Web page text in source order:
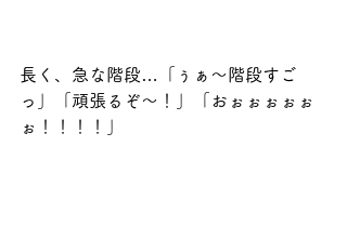
長く、急な階段…「ぅぁ～階段すご
っ」「頑張るぞ～！」「おぉぉぉぉぉ
ぉ！！！！」